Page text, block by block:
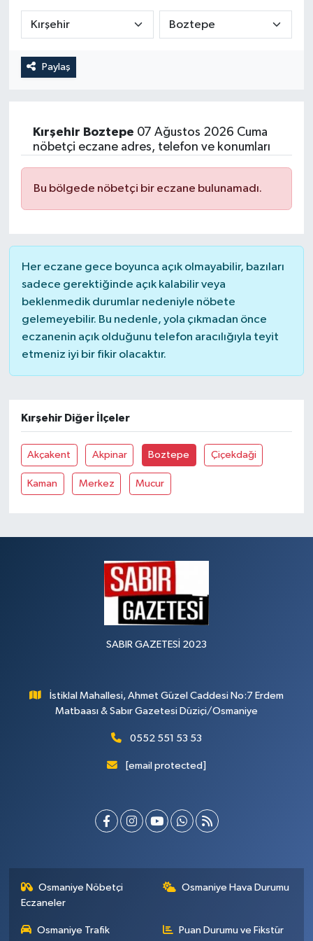
Paylaş
Kırşehir Boztepe 07 Ağustos 2026 Cuma
nöbetçi eczane adres, telefon ve konumları
Bu bölgede nöbetçi bir eczane bulunamadı.
Her eczane gece boyunca açık olmayabilir, bazıları
sadece gerektiğinde açık kalabilir veya
beklenmedik durumlar nedeniyle nöbete
gelemeyebilir. Bu nedenle, yola çıkmadan önce
eczanenin açık olduğunu telefon aracılığıyla teyit
etmeniz iyi bir fikir olacaktır.
Kırşehir Diğer İlçeler
Akçakent Akpinar Boztepe Çiçekdaği
Kaman Merkez Mucur
SABIR GAZETESİ 2023
İstiklal Mahallesi, Ahmet Güzel Caddesi No:7 Erdem
Matbaası & Sabır Gazetesi Düziçi/Osmaniye
0552 551 53 53
[email protected]
Osmaniye Nöbetçi
Eczaneler
Osmaniye Hava Durumu
Osmaniye Trafik
Puan Durumu ve Fikstür